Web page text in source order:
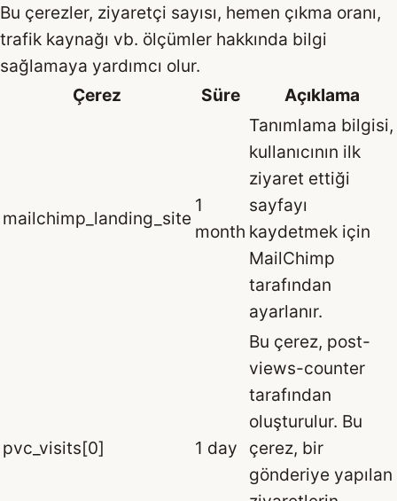
Bu çerezler, ziyaretçi sayısı, hemen çıkma oranı,
trafik kaynağı vb. ölçümler hakkında bilgi
sağlamaya yardımcı olur.
Çerez
Süre Açıklama
mailchimp_landing_site
1
month
Tanımlama bilgisi,
kullanıcının ilk
ziyaret ettiği
sayfayı
kaydetmek için
MailChimp
tarafından
ayarlanır.
pvc_visits[0] 1 day
Bu çerez, post-
views-counter
tarafından
oluşturulur. Bu
çerez, bir
gönderiye yapılan